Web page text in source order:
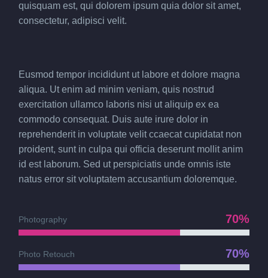
quisquam est, qui dolorem ipsum quia dolor sit amet,
consectetur, adipisci velit.
Eusmod tempor incididunt ut labore et dolore magna
aliqua. Ut enim ad minim veniam, quis nostrud
exercitation ullamco laboris nisi ut aliquip ex ea
commodo consequat. Duis aute irure dolor in
reprehenderit in voluptate velit ccaecat cupidatat non
proident, sunt in culpa qui officia deserunt mollit anim
id est laborum. Sed ut perspiciatis unde omnis iste
natus error sit voluptatem accusantium doloremque.
Photography 70%
Photo Retouch 70%